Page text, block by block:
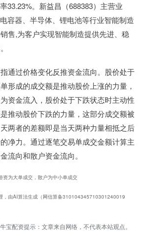
33.23%。新益昌（688383）主营业
容器、半导体、锂电池等行业智能制造
售,为客户实现智能制造提供先进、稳
通过价格变化反推资金流向。股价处于
形成的成交额是推动股价上涨的力量，
资金流入，股价处于下跌状态时主动性
推动股价下跌的力量，这部分成交额被
两者的差额即是当天两种力量相抵之后
净力。通过逐笔交易单成交金额计算主
流向和散户资金流向。
资为大单成交，散户为中小单成交
，由AI算法生成（网信算备310104345710301240019
宝配资提示：文章来自网络，不代表本站观点。